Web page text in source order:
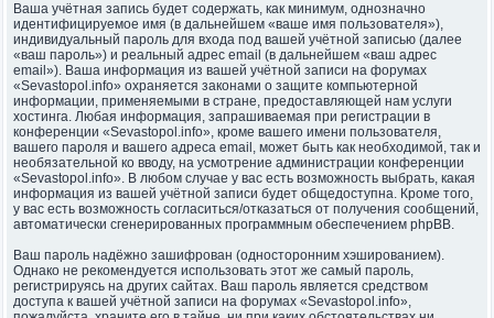
Ваша учётная запись будет содержать, как минимум, однозначно
идентифицируемое имя (в дальнейшем «ваше имя пользователя»),
индивидуальный пароль для входа под вашей учётной записью (далее
«ваш пароль») и реальный адрес email (в дальнейшем «ваш адрес
email»). Ваша информация из вашей учётной записи на форумах
«Sevastopol.info» охраняется законами о защите компьютерной
информации, применяемыми в стране, предоставляющей нам услуги
хостинга. Любая информация, запрашиваемая при регистрации в
конференции «Sevastopol.info», кроме вашего имени пользователя,
вашего пароля и вашего адреса email, может быть как необходимой, так и
необязательной ко вводу, на усмотрение администрации конференции
«Sevastopol.info». В любом случае у вас есть возможность выбрать, какая
информация из вашей учётной записи будет общедоступна. Кроме того,
у вас есть возможность согласиться/отказаться от получения сообщений,
автоматически сгенерированных программным обеспечением phpBB.
Ваш пароль надёжно зашифрован (односторонним хэшированием).
Однако не рекомендуется использовать этот же самый пароль,
регистрируясь на других сайтах. Ваш пароль является средством
доступа к вашей учётной записи на форумах «Sevastopol.info»,